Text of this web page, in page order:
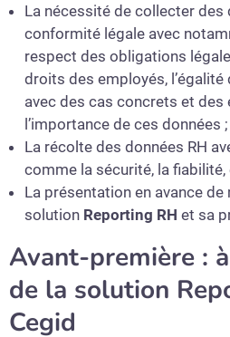
La nécessité de collecter des
conformité légale avec
respect des obligations
droits des employés,
avec des cas concrets et
l’importance de ces données ;
La récolte des données RH
comme la sécurité, la fiabilité,
La présentation en avance
solution Reporting RH et sa
Avant-première :
de la solution
Cegid